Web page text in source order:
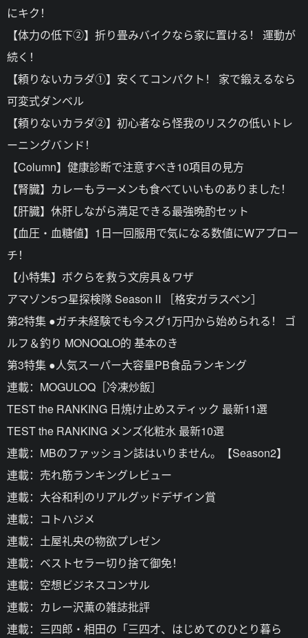
にキク！
【体力の低下②】折り畳みバイクなら家に置ける！ 運動が
続く！
【頼りないカラダ①】安くてコンパクト！ 家で鍛えるなら
可変式ダンベル
【頼りないカラダ②】初心者なら怪我のリスクの低いトレ
ーニングバンド！
【Column】健康診断で注意すべき10項目の見方
【腎臓】カレーもラーメンも食べていいものありました！
【肝臓】休肝しながら満足できる最強晩酌セット
【血圧・血糖値】1日一回服用で気になる数値にWアプロー
チ！
【小特集】ボクらを救う文房具＆ワザ
アマゾン5つ星探検隊 SeasonⅡ［格安ガラスペン］
第2特集 ●ガチ未経験でも今スグ1万円から始められる！ ゴ
ルフ＆釣り MONOQLO的 基本のき
第3特集 ●人気スーパー大容量PB食品ランキング
連載：MOGULOQ［冷凍炒飯］
TEST the RANKING 日焼け止めスティック 最新11選
TEST the RANKING メンズ化粧水 最新10選
連載：MBのファッション誌はいりません。【Season2】
連載：売れ筋ランキングレビュー
連載：大谷和利のリアルグッドデザイン賞
連載：コトハジメ
連載：土屋礼央の物欲プレゼン
連載：ベストセラー切り捨て御免！
連載：空想ビジネスコンサル
連載：カレー沢薫の雑誌批評
連載：三四郎・相田の「三四才、はじめてのひとり暮ら